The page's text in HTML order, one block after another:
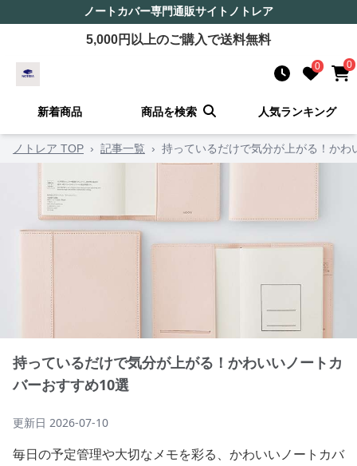
ノートカバー専門通販サイト ノトレア
5,000円以上のご購入で送料無料
0 0
新着商品 商品を検索 人気ランキング
ノトレア TOP › 記事一覧 › 持っているだけで気分が上がる！か
持っているだけで気分が上がる！かわいいノートカ
バーおすすめ10選
更新日 2026-07-10
毎日の予定管理や大切なメモを彩る、かわいいノートカバ